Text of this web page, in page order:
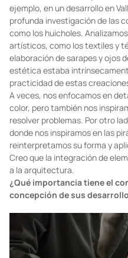
Rasgos de la cultura
proyectos. ¿Cómo abordan
históricos y culturales?
En cada uno de nuestros
elementos históricos y
ejemplo, en un desarrollo en
profunda investigación de las
como los huicholes.
artísticos, como los textiles y
elaboración de sarapes y ojos
estética estaba
practicidad de estas
A veces, nos enfocamos en
color, pero también nos
resolver problemas. Por otro
donde nos inspiramos en las
reinterpretamos su forma y
Creo que la integración de
a la arquitectura.
¿Qué importancia tiene el
concepción de sus